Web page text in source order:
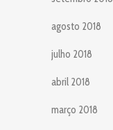
agosto 2018
julho 2018
abril 2018
março 2018